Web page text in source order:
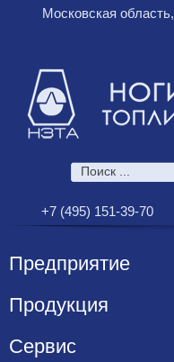
Московская
+7 (495) 151-39-70
Предприятие
Продукция
Сервис